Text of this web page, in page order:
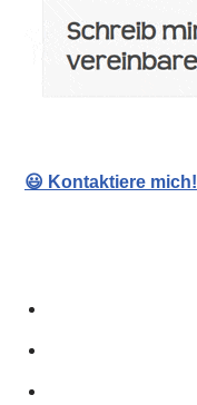
😃 Kontaktiere mich!